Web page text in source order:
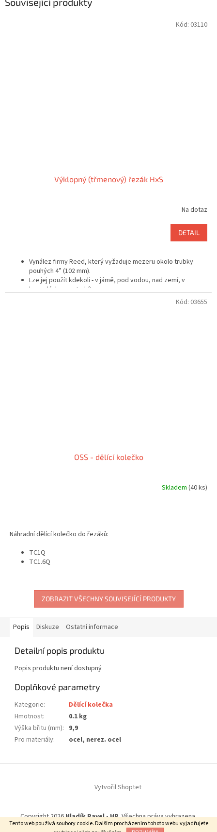
Tento web používá soubory cookie. Dalším procházením tohoto webu vyjadřujete
Výklopný (třmenový) řezák HxS
Na dotaz
DETAIL
Vynález firmy Reed, který vyžaduje mezeru okolo trubky
pouhých 4” (102 mm).
Lze jej použít kdekoli - v jámě, pod vodou, nad zemí, v
konzolách na potrubí!
Kód: 03110
OSS - dělící kolečko
Skladem (40 ks)
Náhradní dělící kolečko do řezáků:
TC1Q
TC1.6Q
T15
SWAGELOK MS-TC-308 (nahrazuje kolečko MS-TCW-308)
RIDGID model 15 (32920) - nahrazuje kolečko E-1240 (33165)
Kód: 03655
ZOBRAZIT VŠECHNY SOUVISEJÍCÍ PRODUKTY
Popis Diskuze Ostatní informace
Detailní popis produktu
Popis produktu není dostupný
Doplňkové parametry
Kategorie:
Dělící kolečka
Hmotnost:
0.1 kg
Výška břitu (mm): 9,9
Pro materiály: ocel, nerez. ocel
Vytvořil Shoptet
Copyright 2026Hladík Pavel - HP. Všechna práva vyhrazena.